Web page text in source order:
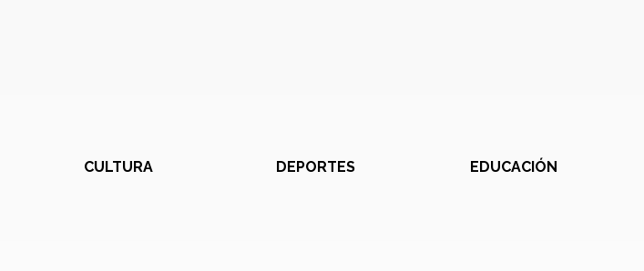
CULTURA DEPORTES EDUCACIÓN